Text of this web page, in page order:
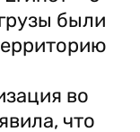
были
во
что